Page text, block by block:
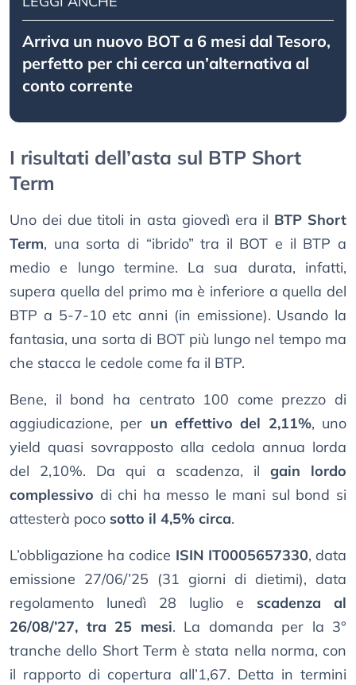
Arriva un nuovo BOT a 6 mesi dal Tesoro,
perfetto per chi cerca un’alternativa al
conto corrente
I risultati dell’asta sul BTP Short
Term
Uno dei due titoli in asta giovedì era il BTP Short
Term, una sorta di “ibrido” tra il BOT e il BTP a
medio e lungo termine. La sua durata, infatti,
supera quella del primo ma è inferiore a quella del
BTP a 5-7-10 etc anni (in emissione). Usando la
fantasia, una sorta di BOT più lungo nel tempo ma
che stacca le cedole come fa il BTP.
Bene, il bond ha centrato 100 come prezzo di
aggiudicazione, per un effettivo del 2,11%, uno
yield quasi sovrapposto alla cedola annua lorda
del 2,10%. Da qui a scadenza, il gain lordo
complessivo di chi ha messo le mani sul bond si
attesterà poco sotto il 4,5% circa.
L’obbligazione ha codice ISIN IT0005657330, data
emissione 27/06/’25 (31 giorni di dietimi), data
regolamento lunedì 28 luglio e scadenza al
26/08/’27, tra 25 mesi. La domanda per la 3°
tranche dello Short Term è stata nella norma, con
il rapporto di copertura all’1,67. Detta in termini